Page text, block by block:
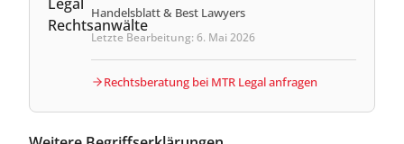
Handelsblatt & Best Lawyers
Letzte Bearbeitung: 6. Mai 2026
Rechtsberatung bei MTR Legal anfragen